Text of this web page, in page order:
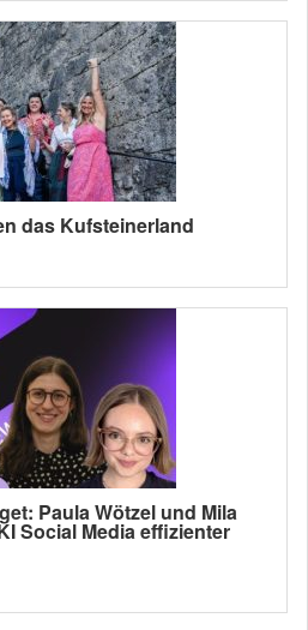
das Kufsteinerland
Paula Wötzel und Mila
Social Media effizienter